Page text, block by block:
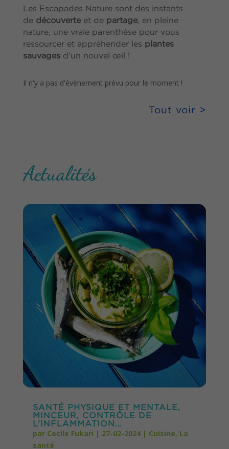
Les Escapades Nature sont des instants
de découverte et de partage, en pleine
nature, une vraie parenthèse pour vous
ressourcer et appréhender les plantes
sauvagesd’un nouvel œil !
Il n'y a pas d'évènement prévu pour le moment !
Tout voir >
Actualités
SANTÉ PHYSIQUE ET MENTALE,
MINCEUR, CONTRÔLE DE
L’INFLAMMATION…
par Cecile Fukari | 27-02-2024| Cuisine, La
santé